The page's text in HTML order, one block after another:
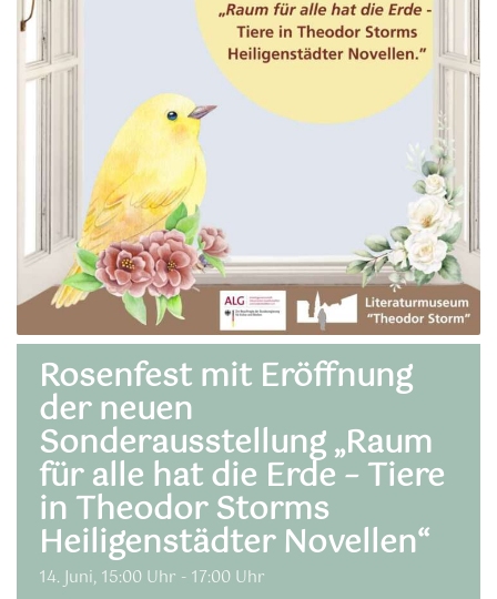
Rosenfest mit Eröffnung
der neuen
Sonderausstellung „Raum
für alle hat die Erde – Tiere
in Theodor Storms
Heiligenstädter Novellen“
14. Juni, 15:00 Uhr - 17:00 Uhr